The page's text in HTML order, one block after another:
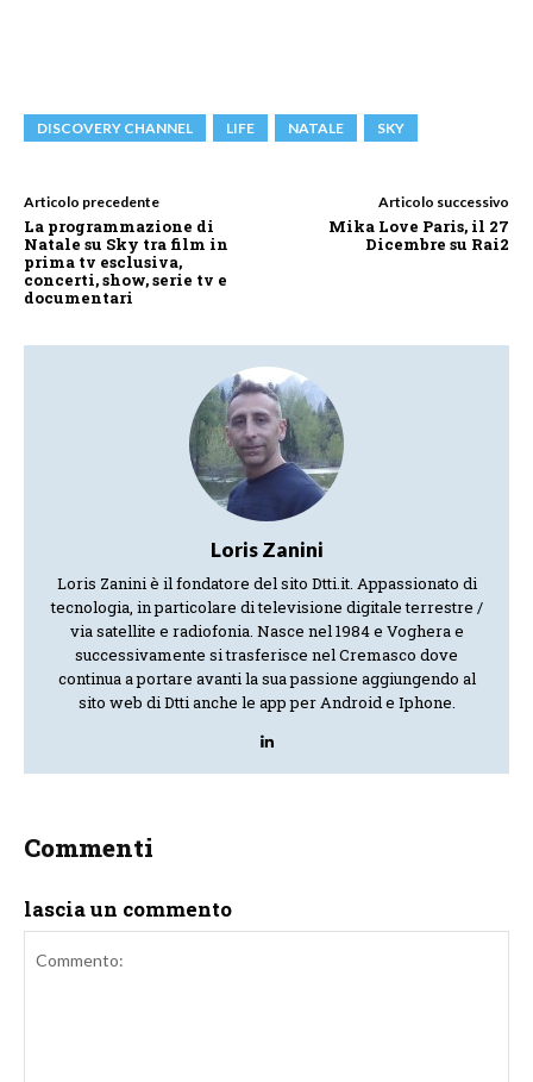
DISCOVERY CHANNEL LIFE NATALE SKY
Articolo precedente
La programmazione di
Natale su Sky tra film in
prima tv esclusiva,
concerti, show, serie tv e
documentari
Articolo successivo
Mika Love Paris, il 27
Dicembre su Rai2
Loris Zanini
Loris Zanini è il fondatore del sito Dtti.it. Appassionato di
tecnologia, in particolare di televisione digitale terrestre /
via satellite e radiofonia. Nasce nel 1984 e Voghera e
successivamente si trasferisce nel Cremasco dove
continua a portare avanti la sua passione aggiungendo al
sito web di Dtti anche le app per Android e Iphone.
Commenti
lascia un commento